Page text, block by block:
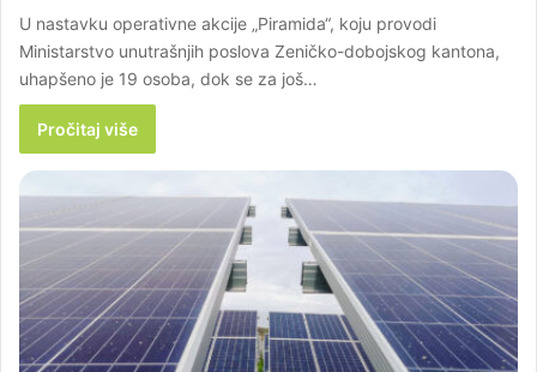
U nastavku operativne akcije „Piramida“, koju provodi
Ministarstvo unutrašnjih poslova Zeničko-dobojskog kantona,
uhapšeno je 19 osoba, dok se za još…
Pročitaj više